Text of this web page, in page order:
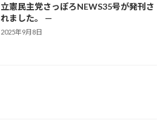
立憲民主党さっぽろNEWS35号が発刊さ
れました。 —
2025年9月8日